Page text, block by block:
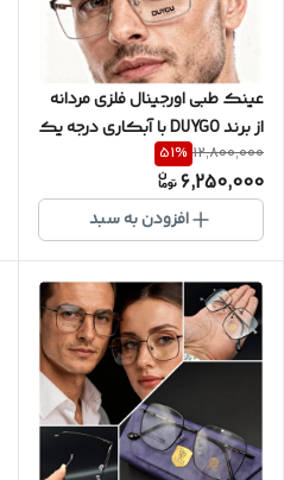
عینک طبی اورجینال فلزی مردانه
از برند DUYGO با آبکاری درجه یک
و کیفیت متفاوت به همراه
یکسال گارانتی شرکتی و
پکیج کامل ( با امکان سفارش
ساخت عدسی با نمره چشم شما )
12,800,000
51%
6,250,000
افزودن به سبد